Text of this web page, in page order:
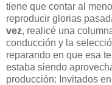
tiene que contar al
reproducir glorias
vez, realicé una
conducción y la
reparando en que esa
estaba siendo
producción: Invitados